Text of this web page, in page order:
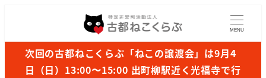
MENU
次回の古都ねこくらぶ「ねこの譲渡会」は9月4
日（日）13:00〜15:00 出町柳駅近く光福寺で行